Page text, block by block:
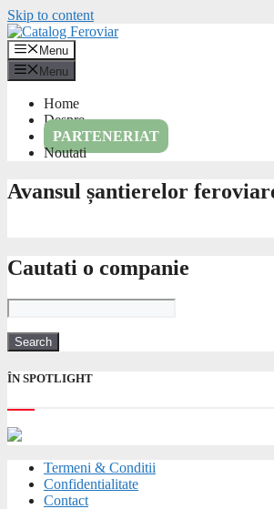
Skip to content
Menu
Menu
Home
Despre
PARTENERIAT
Noutati
Avansul șantierelor
Cautati o companie
ÎN SPOTLIGHT
Termeni & Conditii
Confidentialitate
Contact